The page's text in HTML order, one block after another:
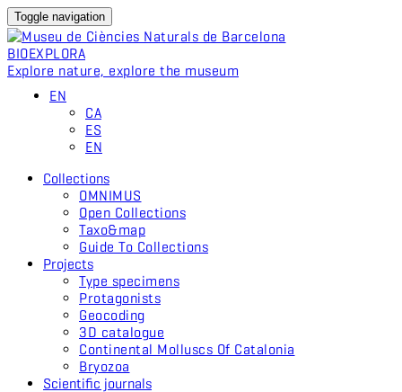
Toggle navigation
BIOEXPLORA
Explore nature, explore the museum
EN
CA
ES
EN
Collections
OMNIMUS
Open Collections
Taxo&map
Guide To Collections
Projects
Type specimens
Protagonists
Geocoding
3D catalogue
Continental Molluscs Of Catalonia
Bryozoa
Scientific journals